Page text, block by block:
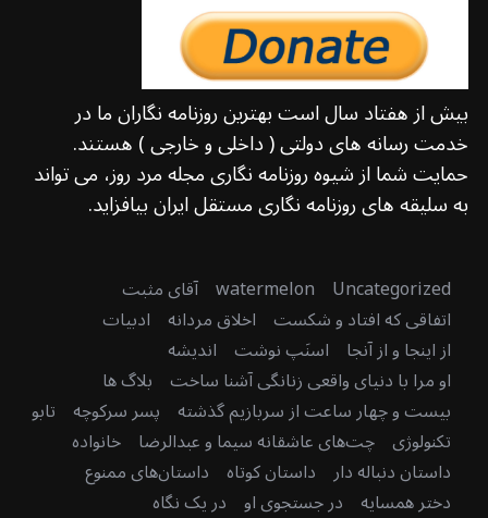
بیش از هفتاد سال است بهترین روزنامه نگاران ما در
خدمت رسانه های دولتی ( داخلی و خارجی ) هستند.
حمایت شما از شیوه روزنامه نگاری مجله مرد روز، می تواند
به سلیقه های روزنامه نگاری مستقل ایران بیافزاید.
Uncategorized
watermelon آقای مثبت
اتفاقی که افتاد و شکست اخلاق مردانه ادبیات
از اینجا و از آنجا اسنَپ نوشت اندیشه
او مرا با دنیای واقعی زنانگی آشنا ساخت بلاگ ها
بیست و چهار ساعت از سربازیم گذشته پسر سرکوچه تابو
تکنولوژی چت‌های عاشقانه سیما و عبدالرضا خانواده
داستان دنباله دار داستان کوتاه داستان‌های ممنوع
دختر همسایه در جستجوی او در یک نگاه